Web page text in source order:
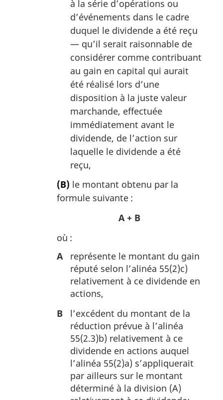
à la série d’opérations ou
d’événements dans le cadre
duquel le dividende a été reçu
— qu’il serait raisonnable de
considérer comme contribuant
au gain en capital qui aurait
été réalisé lors d’une
disposition à la juste valeur
marchande, effectuée
immédiatement avant le
dividende, de l’action sur
laquelle le dividende a été
reçu,
(B) le montant obtenu par la
formule suivante :
A + B
où :
A
représente le montant du gain
réputé selon l’alinéa 55(2)c)
relativement à ce dividende en
actions,
B
l’excédent du montant de la
réduction prévue à l’alinéa
55(2.3)b) relativement à ce
dividende en actions auquel
l’alinéa 55(2)a) s’appliquerait
par ailleurs sur le montant
déterminé à la division (A)